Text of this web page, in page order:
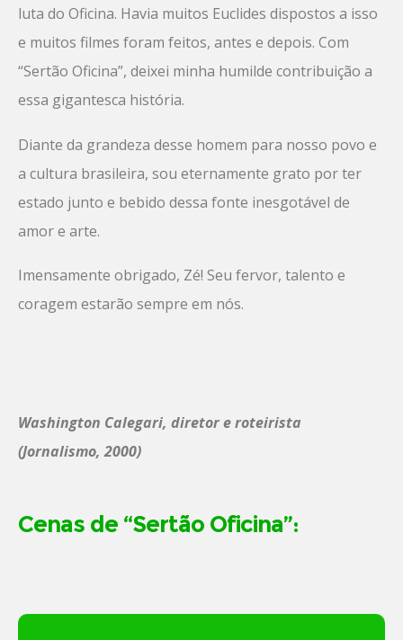
luta do Oficina. Havia muitos Euclides dispostos a isso
e muitos filmes foram feitos, antes e depois. Com
“Sertão Oficina”, deixei minha humilde contribuição a
essa gigantesca história.
Diante da grandeza desse homem para nosso povo e
a cultura brasileira, sou eternamente grato por ter
estado junto e bebido dessa fonte inesgotável de
amor e arte.
Imensamente obrigado, Zé! Seu fervor, talento e
coragem estarão sempre em nós.
Washington Calegari, diretor e roteirista
(Jornalismo, 2000)
Cenas de “Sertão Oficina”: